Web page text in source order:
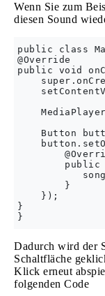
Wenn Sie zum
diesen Sound
public class
@Override
public void
Button
public
        }
    });
}
Dadurch wird der
Schaltfläche
Klick erneut
folgenden Code